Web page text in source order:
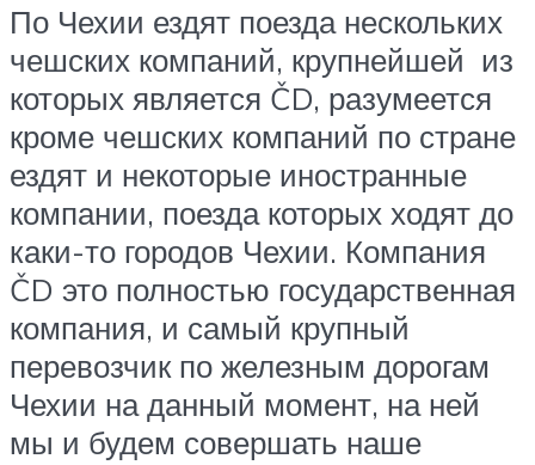
По Чехии ездят поезда нескольких
чешских компаний, крупнейшей из
которых является ČD, разумеется
кроме чешских компаний по стране
ездят и некоторые иностранные
компании, поезда которых ходят до
каки-то городов Чехии. Компания
ČD это полностью государственная
компания, и самый крупный
перевозчик по железным дорогам
Чехии на данный момент, на ней
мы и будем совершать наше